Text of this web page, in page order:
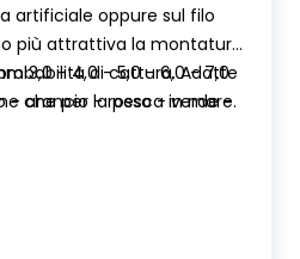
artificiale oppure sul filo
più attrattiva la montatura
di cattura. Adatte
che per la pesca in mare.
3,0 - 4,0 - 5,0 - 6,0 - 7,0
- arancio - rosso - verde -